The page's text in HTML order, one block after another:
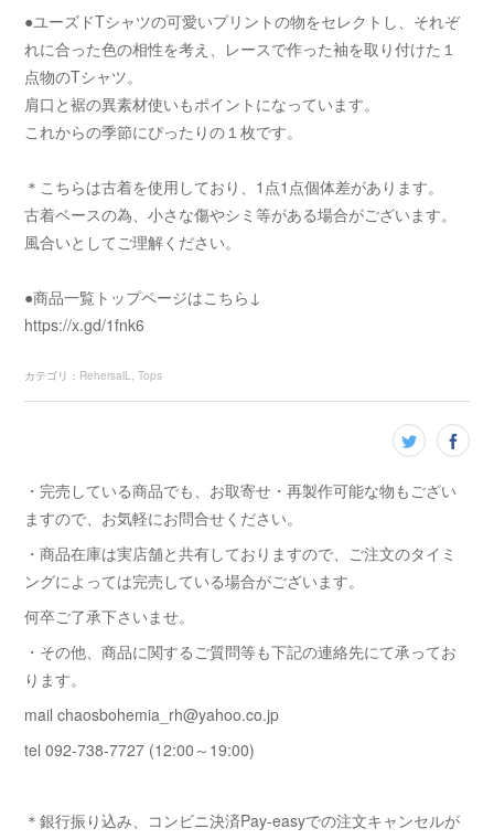
●ユーズドTシャツの可愛いプリントの物をセレクトし、それぞ
れに合った色の相性を考え、レースで作った袖を取り付けた１
点物のTシャツ。
肩口と裾の異素材使いもポイントになっています。
これからの季節にぴったりの１枚です。
＊こちらは古着を使用しており、1点1点個体差があります。
古着ベースの為、小さな傷やシミ等がある場合がございます。
風合いとしてご理解ください。
●商品一覧トップページはこちら↓
https://x.gd/1fnk6
カテゴリ ： RehersalL Tops
・完売している商品でも、お取寄せ・再製作可能な物もござい
ますので、お気軽にお問合せください。
・商品在庫は実店舗と共有しておりますので、ご注文のタイミ
ングによっては完売している場合がございます。
何卒ご了承下さいませ。
・その他、商品に関するご質問等も下記の連絡先にて承ってお
ります。
mail chaosbohemia_rh@yahoo.co.jp
tel 092-738-7727 (12:00～19:00)
＊銀行振り込み、コンビニ決済Pay-easyでの注文キャンセルが